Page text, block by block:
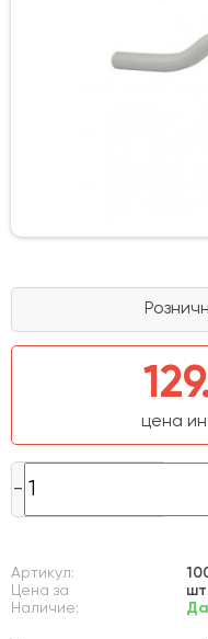
цена
Артикул:
Цена за
шт
Наличие:
Да